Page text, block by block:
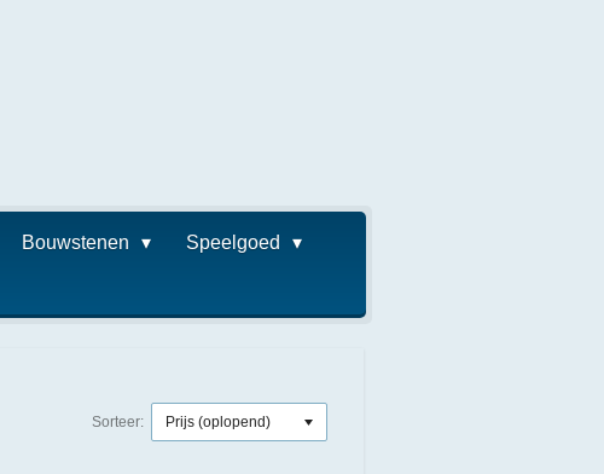
Bouwstenen Speelgoed
Sorteer: